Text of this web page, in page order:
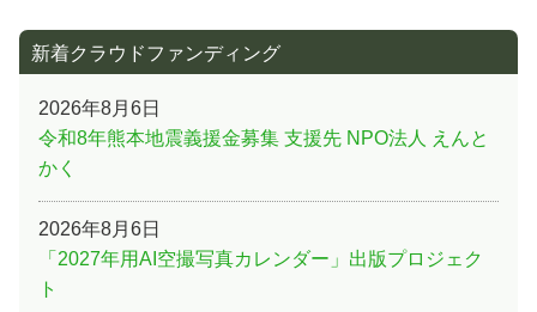
新着クラウドファンディング
2026年8月6日
令和8年熊本地震義援金募集 支援先 NPO法人 えんと
かく
2026年8月6日
「2027年用AI空撮写真カレンダー」出版プロジェク
ト